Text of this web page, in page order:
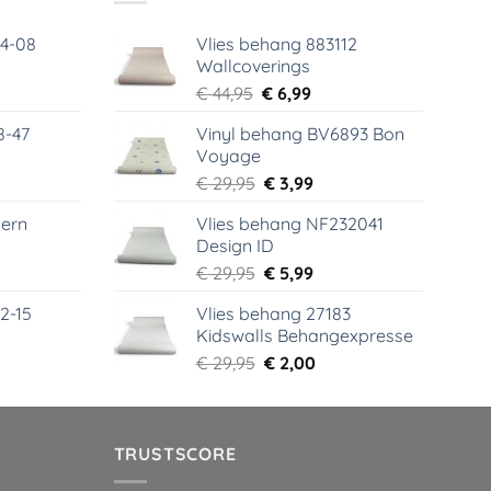
08
47
15
Vlies behang 883112
Wallcoverings
€44,95 Oorspronkelijke
was:
€ 6,99Huidige
is:
Vinyl behang BV6893 Bon
Voyage
€29,95 Oorspronkelijke
was:
€ 29,95.
€ 3,99Huidige
is:
Vlies behang NF232041
Design ID
€29,95 Oorspronkelijke
was:
€ 29,95.
€ 5,99Huidige
is:
€ 5,99.
Vlies behang 27183
Kidswalls Behangexpresse
€29,95 Oorspronkelijke
was:
€ 2,00Huidige
is:
TRUSTSCORE